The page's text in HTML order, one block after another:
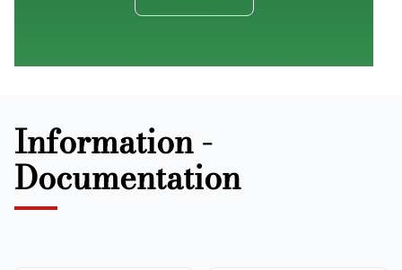
Information -
Documentation